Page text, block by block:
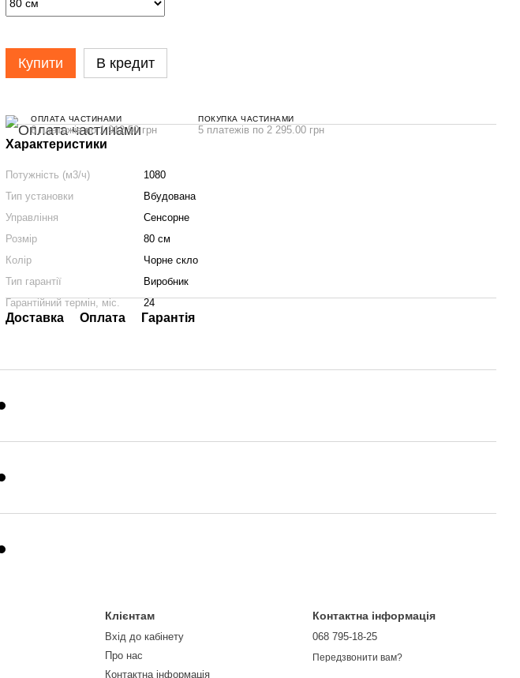
Купити В кредит
ОПЛАТА ЧАСТИНАМИ
6 платежів по 1 912.50 грн
ПОКУПКА ЧАСТИНАМИ
5 платежів по 2 295.00 грн
Характеристики
Потужність (м3/ч)
1080
Тип установки
Вбудована
Управління
Сенсорне
Розмір
80 см
Колір
Чорне скло
Тип гарантії
Виробник
Гарантійний термін, міс.
24
Доставка Оплата Гарантія
Клієнтам
Вхід до кабінету
Про нас
Контактна інформація
Контактна інформація
068 795-18-25
Передзвонити вам?